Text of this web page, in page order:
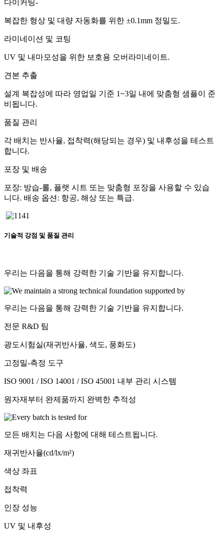
다이커팅-
복잡한 형상 및 대량 자동화를 위한 ±0.1mm 정밀도.
라미네이션 및 코팅
UV 및 내마모성을 위한 보호용 오버라미네이트.
견본 추출
설계 복잡성에 따라 영업일 기준 1~3일 내에 맞춤형 샘플이 준
비됩니다.
품질 관리
각 배치는 반사율, 접착력(해당되는 경우) 및 내후성을 테스트
합니다.
포장 및 배송
포장: 방습-롤, 플랫 시트 또는 맞춤형 포장을 사용할 수 있습
니다. 배송 옵션: 항공, 해상 또는 특급.
기술적 강점 및 품질 관리
우리는 다음을 통해 강력한 기술 기반을 유지합니다.
우리는 다음을 통해 강력한 기술 기반을 유지합니다.
전문 R&D 팀
광도시험실(재귀반사율, 색도, 풍화도)
고정밀-측정 도구
ISO 9001 / ISO 14001 / ISO 45001 내부 관리 시스템
원자재부터 완제품까지 완벽한 추적성
모든 배치는 다음 사항에 대해 테스트됩니다.
재귀반사율(cd/lx/m²)
색상 좌표
접착력
인장 성능
UV 및 내후성